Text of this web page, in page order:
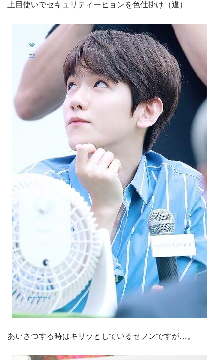
上目使いでセキュリティーヒョンを色仕掛け（違）
あいさつする時はキリッとしているセフンですが…。